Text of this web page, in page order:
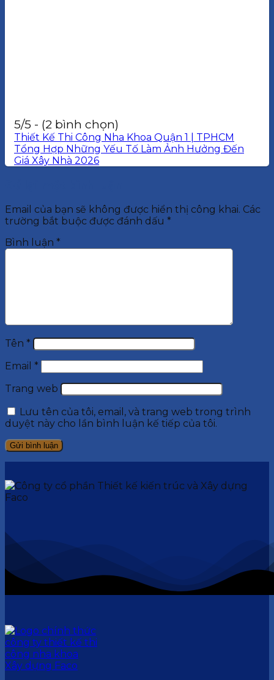
5/5 - (2 bình chọn)
Thiết Kế Thi Công Nha Khoa Quận 1 | TPHCM
Tổng Hợp Những Yếu Tố Làm Ảnh Hưởng Đến
Giá Xây Nhà 2026
Email của bạn sẽ không được hiển thị công khai. Các
trường bắt buộc được đánh dấu *
Bình luận *
Tên *
Email *
Trang web
Lưu tên của tôi, email, và trang web trong trình
duyệt này cho lần bình luận kế tiếp của tôi.